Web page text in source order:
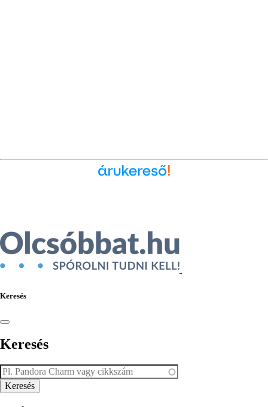
Keresés
Keresés